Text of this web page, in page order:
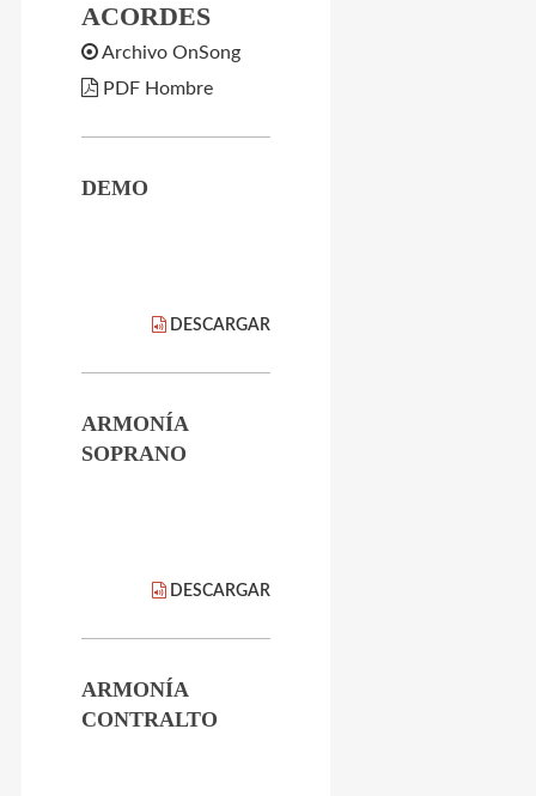
ACORDES
Archivo OnSong
PDF Hombre
DEMO
DESCARGAR
ARMONÍA
SOPRANO
DESCARGAR
ARMONÍA
CONTRALTO